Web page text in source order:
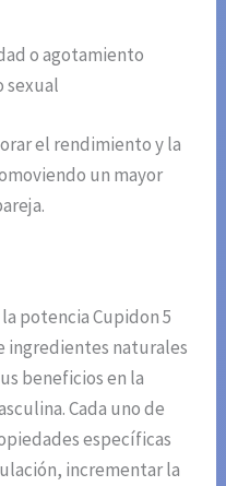
o agotamiento
sexual
el rendimiento y la
un mayor
potencia Cupidon 5
ingredientes naturales
beneficios en la
Cada uno de
específicas
incrementar la